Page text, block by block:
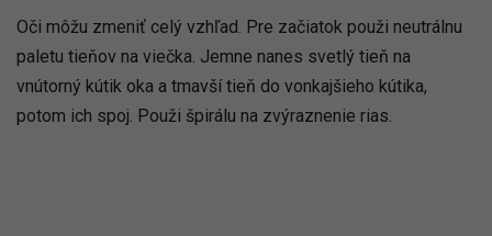
Oči môžu zmeniť celý vzhľad. Pre začiatok použi neutrálnu
paletu tieňov na viečka. Jemne nanes svetlý tieň na
vnútorný kútik oka a tmavší tieň do vonkajšieho kútika,
potom ich spoj. Použi špirálu na zvýraznenie rias.